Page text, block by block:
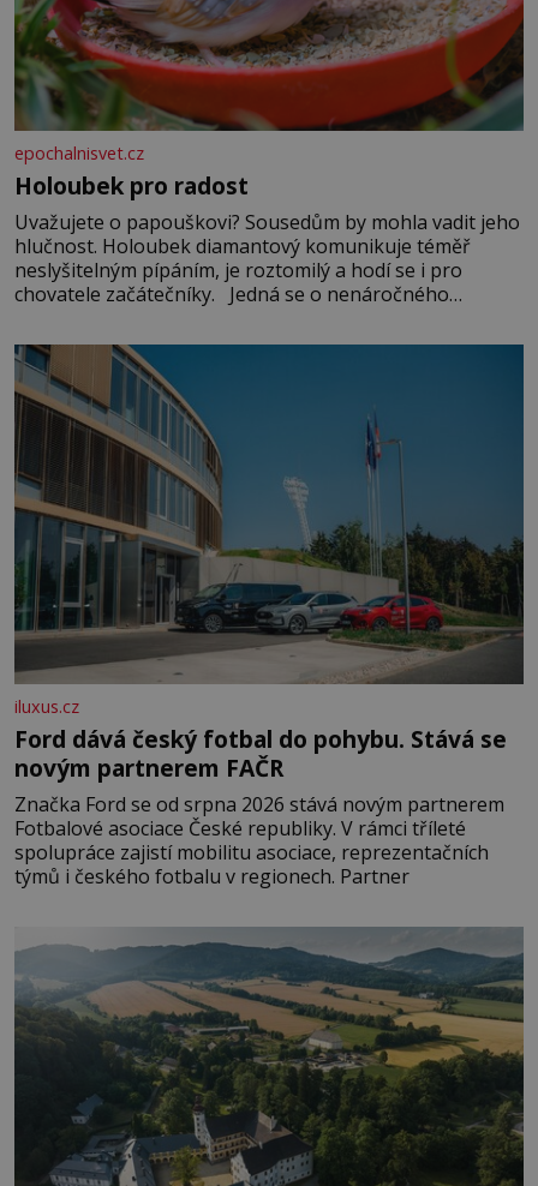
epochalnisvet.cz
Holoubek pro radost
Uvažujete o papouškovi? Sousedům by mohla vadit jeho
hlučnost. Holoubek diamantový komunikuje téměř
neslyšitelným pípáním, je roztomilý a hodí se i pro
chovatele začátečníky. Jedná se o nenáročného
času tráví na zemi, kde sbírá zbytky semínek Jeho
domovinou je prakticky celá Austrálie s výjimkou
pobřežní oblasti.
iluxus.cz
Ford dává český fotbal do pohybu. Stává se
novým partnerem FAČR
Značka Ford se od srpna 2026 stává novým partnerem
Fotbalové asociace České republiky. V rámci tříleté
spolupráce zajistí mobilitu asociace, reprezentačních
týmů i českého fotbalu v regionech. Partner